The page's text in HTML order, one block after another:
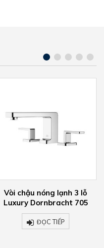
Rain shower with wall
fixing – polished chrome 28
679 970-00
ĐỌC TIẾP